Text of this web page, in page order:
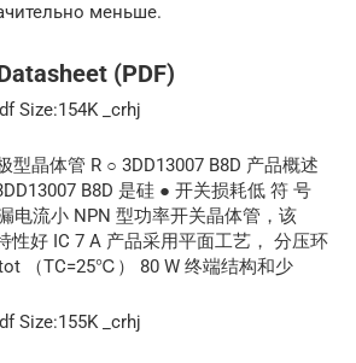
меньше.
(PDF)
Size:154K _crhj
型晶体管 R ○ 3DD13007 B8D 产品概述
B8D 是硅 ● 开关损耗低 符 号
电流小 NPN 型功率开关晶体管，该
性好 IC 7 A 产品采用平面工艺， 分压环
（TC=25℃） 80 W 终端结构和少
Size:155K _crhj